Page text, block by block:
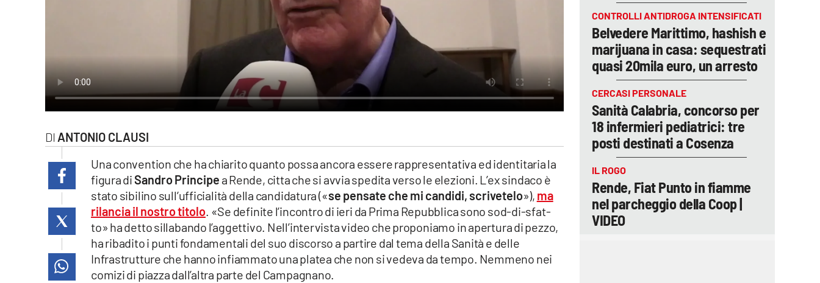
cosenzachannel.it
lacapitalenews.it
ANTONIO CLAUSI
Una convention che ha chiarito quanto possa ancora essere rappresentativa ed identitaria la
figura diSandro Principe a Rende, citta che si avvia spedita verso le elezioni. L’ex sindaco è
stato sibilino sull’ufficialità della candidatura («se pensate che mi candidi, scrivetelo»), ma
rilancia il nostro titolo. «Se definite l’incontro di ieri da Prima Repubblica sono sod-di-sfat-
to» ha detto sillabando l’aggettivo. Nell’intervista video che proponiamo in apertura di pezzo,
ha ribadito i punti fondamentali del suo discorso a partire dal tema della Sanità e delle
Infrastrutture che hanno infiammato una platea che non si vedeva da tempo. Nemmeno nei
comizi di piazza dall’altra parte del Campagnano.
CONTROLLI ANTIDROGA INTENSIFICATI
Belvedere Marittimo, hashish e
marijuana in casa: sequestrati
quasi 20mila euro, un arresto
CERCASI PERSONALE
Sanità Calabria, concorso per
18 infermieri pediatrici: tre
posti destinati a Cosenza
IL ROGO
Rende, Fiat Punto in fiamme
nel parcheggio della Coop |
VIDEO